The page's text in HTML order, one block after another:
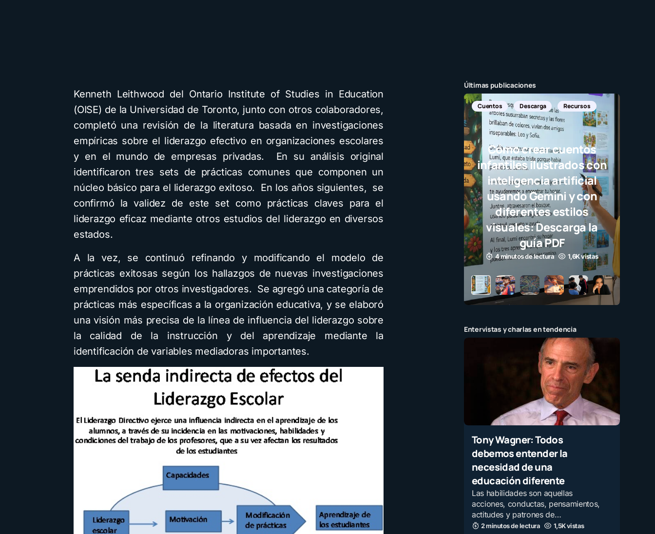
Kenneth Leithwood del Ontario Institute of Studies in Education
(OISE) de la Universidad de Toronto, junto con otros colaboradores,
completó una revisión de la literatura basada en investigaciones
empíricas sobre el liderazgo efectivo en organizaciones escolares
y en el mundo de empresas privadas. En su análisis original
identificaron tres sets de prácticas comunes que componen un
núcleo básico para el liderazgo exitoso. En los años siguientes, se
confirmó la validez de este set como prácticas claves para el
liderazgo eficaz mediante otros estudios del liderazgo en diversos
estados.
A la vez, se continuó refinando y modificando el modelo de
prácticas exitosas según los hallazgos de nuevas investigaciones
emprendidos por otros investigadores. Se agregó una categoría de
prácticas más específicas a la organización educativa, y se elaboró
una visión más precisa de la línea de influencia del liderazgo sobre
la calidad de la instrucción y del aprendizaje mediante la
identificación de variables mediadoras importantes.
Últimas publicaciones
Cuentos Descarga Recursos
Cómo crear cuentos
infantiles ilustrados con
inteligencia artificial
usando Gemini y con
diferentes estilos
visuales: Descarga la
guía PDF
4 minutos de lectura 1,6K vistas
Entervistas y charlas en tendencia
Tony Wagner: Todos
debemos entender la
necesidad de una
educación diferente
Las habilidades son aquellas
acciones, conductas, pensamientos,
actitudes y patrones de…
2 minutos de lectura 1,5K vistas